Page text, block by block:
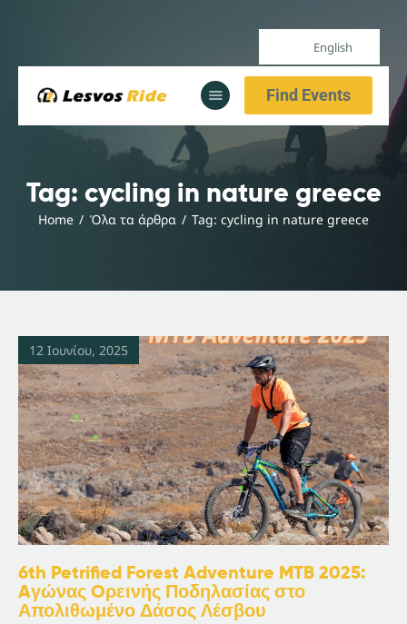
English
Find Events
Tag: cycling in nature greece
Home Όλα τα άρθρα Tag: cycling in nature greece
Home
Our Services
All Posts
Home
Our Services
12 Ιουνίου, 2025
6th Petrified Forest Adventure MTB 2025:
Aγώνας Oρεινής Ποδηλασίας στο
Απολιθωμένο Δάσος Λέσβου